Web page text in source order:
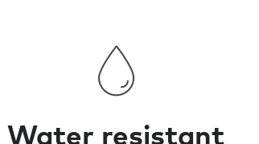
Water resistant